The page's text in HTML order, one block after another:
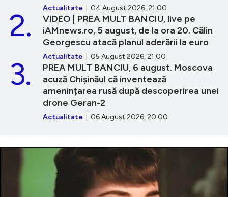
Actualitate | 04 August 2026, 21:00
VIDEO | PREA MULT BANCIU, live pe
iAMnews.ro, 5 august, de la ora 20. Călin
Georgescu atacă planul aderării la euro
Actualitate | 05 August 2026, 21:00
2.
PREA MULT BANCIU, 6 august. Moscova
acuză Chișinăul că inventează
amenințarea rusă după descoperirea unei
drone Geran-2
Actualitate | 06 August 2026, 20:00
3.